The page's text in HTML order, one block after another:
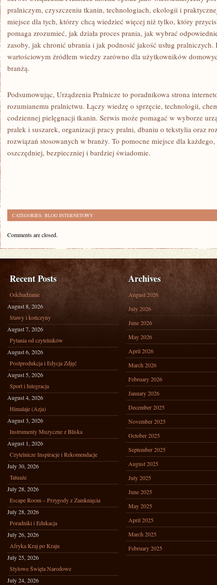
pralniczym, czyszczeniu tkanin, technologiach, ekologii i
miejsce dla tych, którzy chcą wiedzieć więcej niż tylko, który
pomaga zrozumieć, jak działa proces prania, jak wybrać
zasoby, jak chronić ubrania i jak podnosić jakość usług
wartościowym źródłem wiedzy zarówno dla użytkowników
branżą.
Podsumowując, Urządzenia Pralnicze to poradnikowa strona
rozumianemu pralnictwu. Łączy wiedzę o sprzęcie, technologii,
codziennej pielęgnacji tkanin. Serwis może pomagać w wyborze
pralek i suszarek, organizacji pracy pralni, dbaniu o tekstylia oraz
rozwiązań stosowanych w branży. To pomocne miejsce dla
oszczędniej, bezpieczniej i bardziej świadomie.
CATEGORIES: BLOG INTERNETOWY
Comments are closed.
Recent Posts
Odchudzanie
August 8, 2026
Stawy i kończyny
August 7, 2026
Pytania od czytelników
August 6, 2026
Postprodukcja i Edycja Zdjęć
August 5, 2026
Sport i Integracja
August 4, 2026
Himalaje (Azja)
August 3, 2026
Instrumenty Muzyczne z Bliska
August 1, 2026
Czytelnicze Inspiracje i Rekomendacje
July 30, 2026
Tatuaże
July 28, 2026
Escape Room – Przygody z Zamknięcia
July 28, 2026
Poradniki i Edukacja
July 26, 2026
Afryka Kraj po Kraju
July 25, 2026
Stylowe Święta Narodowe
July 24, 2026
Archives
August 2026
July 2026
June 2026
May 2026
April 2026
March 2026
February 2026
January 2026
December 2025
November 2025
October 2025
September 2025
August 2025
July 2025
June 2025
May 2025
April 2025
March 2025
February 2025